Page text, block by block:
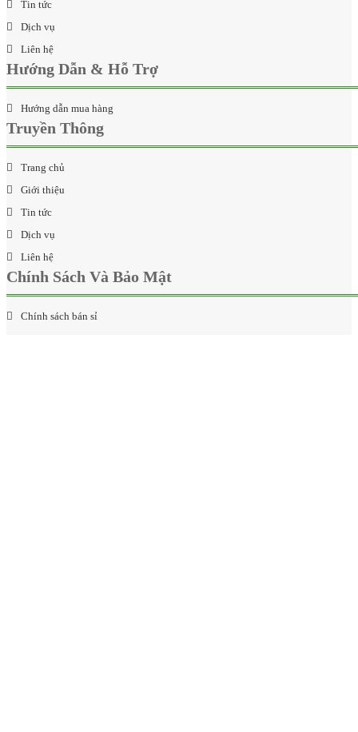
Tin tức
Dịch vụ
Liên hệ
Hướng Dẫn & Hỗ Trợ
Hướng dẫn mua hàng
Truyền Thông
Trang chủ
Giới thiệu
Tin tức
Dịch vụ
Liên hệ
Chính Sách Và Bảo Mật
Chính sách bán sỉ